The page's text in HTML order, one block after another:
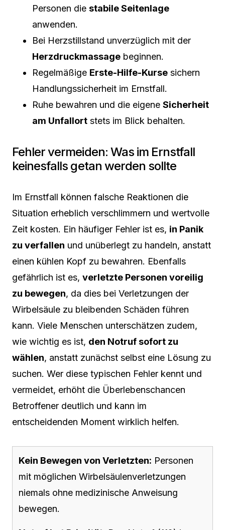
Personen die stabile Seitenlage
anwenden.
Bei Herzstillstand unverzüglich mit der
Herzdruckmassage beginnen.
Regelmäßige Erste-Hilfe-Kurse sichern
Handlungssicherheit im Ernstfall.
Ruhe bewahren und die eigene Sicherheit
am Unfallort stets im Blick behalten.
Fehler vermeiden: Was im Ernstfall
keinesfalls getan werden sollte
Im Ernstfall können falsche Reaktionen die
Situation erheblich verschlimmern und wertvolle
Zeit kosten. Ein häufiger Fehler ist es, in Panik
zu verfallen und unüberlegt zu handeln, anstatt
einen kühlen Kopf zu bewahren. Ebenfalls
gefährlich ist es, verletzte Personen voreilig
zu bewegen, da dies bei Verletzungen der
Wirbelsäule zu bleibenden Schäden führen
kann. Viele Menschen unterschätzen zudem,
wie wichtig es ist, den Notruf sofort zu
wählen, anstatt zunächst selbst eine Lösung zu
suchen. Wer diese typischen Fehler kennt und
vermeidet, erhöht die Überlebenschancen
Betroffener deutlich und kann im
entscheidenden Moment wirklich helfen.
Kein Bewegen von Verletzten: Personen
mit möglichen Wirbelsäulenverletzungen
niemals ohne medizinische Anweisung
bewegen.